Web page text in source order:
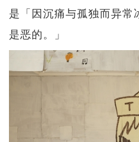
是「因沉痛与孤独而异常
是恶的。」